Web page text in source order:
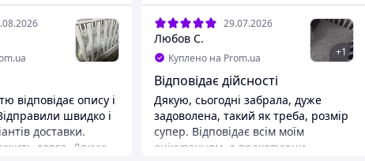
відповідає опису і
швидко і
доставки.
довго. Дякую
29.07.2026
Любов С.
Куплено на Prom.ua +1
Відповідає дійсності
Дякую, сьогодні забрала, дуже
задоволена, такий як треба, розмір
супер. Відповідає всім моїм
очікуванням, а враховуючи